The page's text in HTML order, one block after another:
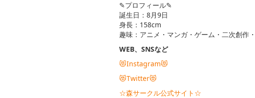
✎プロフィール✎
誕生日：8月9日
身長：158cm
趣味：アニメ・マンガ・ゲーム・二次創作
WEB、SNSなど
😻Instagram😻
😻Twitter😻
☆森サークル公式サイト☆